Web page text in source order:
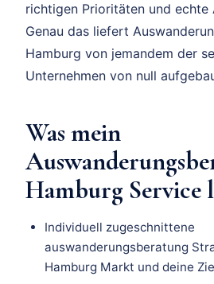
richtigen Prioritäten und echte
Genau das liefert
Hamburg von jemandem der
Unternehmen von null
Was mein
Hamburg Service
Individuell zugeschnittene
auswanderungsberatung
Hamburg Markt und deine